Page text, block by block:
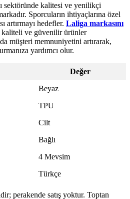
sektöründe kalitesi ve yenilikçi
Sporcuların ihtiyaçlarına özel
artırmayı hedefler. Laliga markasını
kaliteli ve güvenilir ürünler
müşteri memnuniyetini artırarak,
yardımcı olur.
Değer
Beyaz
TPU
Cilt
Bağlı
4 Mevsim
Türkçe
perakende satış yoktur. Toptan